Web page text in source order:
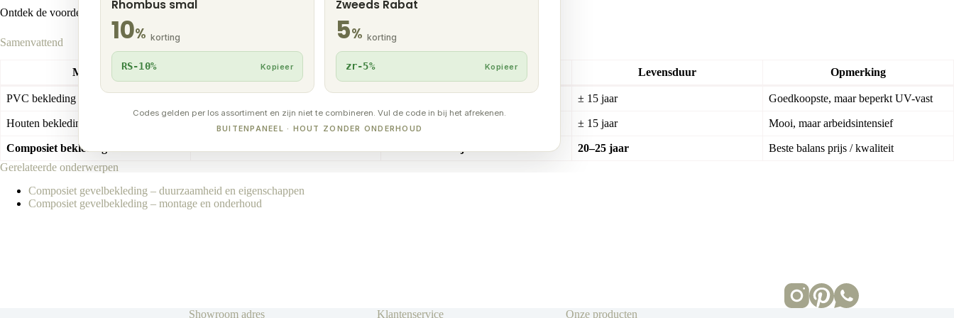
Rhombus smal
10% korting
RS-10% Kopieer
Zweeds Rabat
5% korting
zr-5% Kopieer
Codes gelden per los assortiment en zijn niet te combineren. Vul de code in bij het afrekenen.
BUITENPANEEL · HOUT ZONDER ONDERHOUD
Ontdek de voordelige Clalux Rhombus-panelen (22,5×290 cm)
Samenvattend
Materiaal Richtprijs (ex montage) Onderhoud Levensduur Opmerking
PVC bekleding ± 15 jaar Goedkoopste, maar beperkt UV-vast
Houten bekleding € 35 – € 65 /m² Hoog ± 15 jaar Mooi, maar arbeidsintensief
Composiet bekleding 20–25 jaar
Beste balans prijs / kwaliteit
Gerelateerde onderwerpen
Composiet gevelbekleding – duurzaamheid en eigenschappen
Composiet gevelbekleding – montage en onderhoud
Showroom adres Klantenservice Onze producten